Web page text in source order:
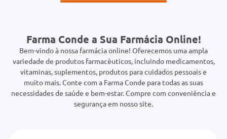
Farma Conde a Sua Farmácia Online!
Bem-vindo à nossa farmácia online! Oferecemos uma ampla
variedade de produtos farmacêuticos, incluindo medicamentos,
vitaminas, suplementos, produtos para cuidados pessoais e
muito mais. Conte com a Farma Conde para todas as suas
necessidades de saúde e bem-estar. Compre com conveniência e
segurança em nosso site.